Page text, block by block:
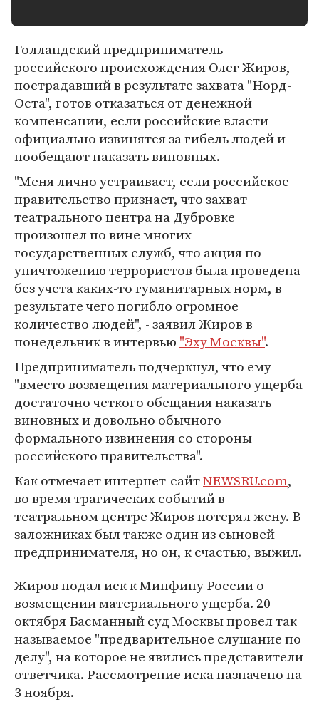
Голландский предприниматель
российского происхождения Олег Жиров,
пострадавший в результате захвата "Норд-
Оста", готов отказаться от денежной
компенсации, если российские власти
официально извинятся за гибель людей и
пообещают наказать виновных.
"Меня лично устраивает, если российское
правительство признает, что захват
театрального центра на Дубровке
произошел по вине многих
государственных служб, что акция по
уничтожению террористов была проведена
без учета каких-то гуманитарных норм, в
результате чего погибло огромное
количество людей", - заявил Жиров в
понедельник в интервью "Эху Москвы".
Предприниматель подчеркнул, что ему
"вместо возмещения материального ущерба
достаточно четкого обещания наказать
виновных и довольно обычного
формального извинения со стороны
российского правительства".
Как отмечает интернет-сайтNEWSRU.com,
во время трагических событий в
театральном центре Жиров потерял жену. В
заложниках был также один из сыновей
предпринимателя, но он, к счастью, выжил.
Жиров подал иск к Минфину России о
возмещении материального ущерба. 20
октября Басманный суд Москвы провел так
называемое "предварительное слушание по
делу", на которое не явились представители
ответчика. Рассмотрение иска назначено на
3 ноября.